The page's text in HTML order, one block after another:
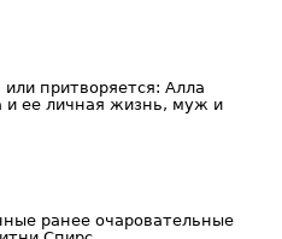
или притворяется: Алла
и ее личная жизнь, муж и
ранее очаровательные